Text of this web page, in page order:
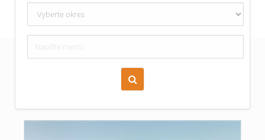
Zoraď podľa času pridania